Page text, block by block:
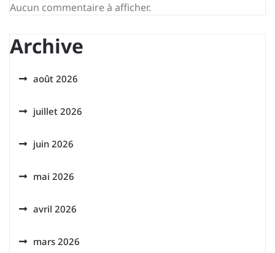
Aucun commentaire à afficher.
Archive
août 2026
juillet 2026
juin 2026
mai 2026
avril 2026
mars 2026